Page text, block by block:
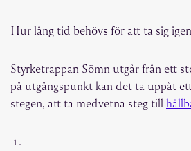
Hur lång tid behövs för att ta sig
Styrketrappan Sömn utgår från ett
på utgångspunkt kan det ta uppåt
stegen, att ta medvetna steg till